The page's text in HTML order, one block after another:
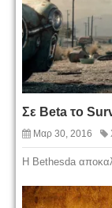
Σε Beta το
Μαρ 30, 2016
Η Bethesda